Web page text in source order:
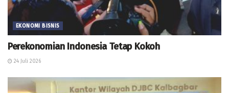
EKONOMI BISNIS
Perekonomian Indonesia Tetap Kokoh
24 Juli 2026